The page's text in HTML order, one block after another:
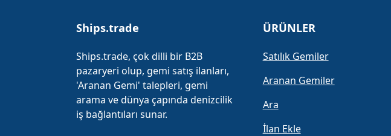
Ships.trade
Ships.trade, çok dilli bir B2B
pazaryeri olup, gemi satış ilanları,
'Aranan Gemi' talepleri, gemi
arama ve dünya çapında denizcilik
iş bağlantıları sunar.
ÜRÜNLER
Satılık Gemiler
Aranan Gemiler
Ara
İlan Ekle